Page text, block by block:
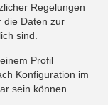
Regelungen
die Daten zur
sind.
Profil
Konfiguration im
sein können.